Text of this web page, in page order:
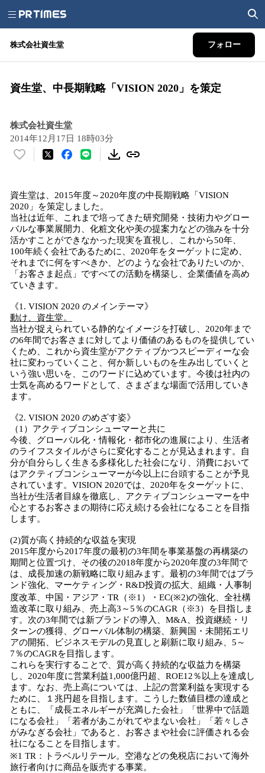
株式会社資生堂 フォロー
資生堂、中長期戦略「VISION 2020」を策定
株式会社資生堂
2014年12月17日 18時03分
い
！
数
を
読
み
込
み
中
す
資生堂は、2015年度～2020年度の中長期戦略「VISION
2020」を策定しました。
当社は近年、これまで培ってきた研究開発・技術力やグロー
バルな事業展開力、化粧文化や美の提案力などの強みを十分
活かすことができなかった現実を直視し、これから50年、
100年続く会社であるために、2020年をターゲットに定め、
それまでに何をすべきか、どのような会社でありたいのか、
「お客さま起点」ですべての活動を構築し、企業価値を高め
ていきます。
《1. VISION 2020 のメインテーマ》
動け、資生堂。
当社が捉えられている静的なイメージを打破し、2020年まで
の6年間でお客さまに対してより価値のあるものを提供してい
くため、これから資生堂がアクティブかつスピーディーな会
社に変わっていくこと、何か新しいものを生み出していくと
いう強い思いを、このワードに込めています。今後は社内の
士気を高めるワードとして、さまざまな場面で活用していき
ます。
《2. VISION 2020 のめざす姿》
（1）アクティブコンシューマーと共に
今後、グローバル化・情報化・都市化の進展により、生活者
のライフスタイルがさらに変化することが見込まれます。自
分が自分らしく生きる多様化した社会になり、消費において
はアクティブコンシューマーが今以上に台頭することが予見
されています。VISION 2020では、2020年をターゲットに、
当社が生活者目線を徹底し、アクティブコンシューマーを中
心とするお客さまの期待に応え続ける会社になることを目指
します。
(2)質が高く持続的な収益を実現
2015年度から2017年度の最初の3年間を事業基盤の再構築の
期間と位置づけ、その後の2018年度から2020年度の3年間で
は、成長加速の新戦略に取り組みます。最初の3年間ではブラ
ンド強化、マーケティング・R&D投資の拡大、組織・人事制
度改革、中国・アジア・TR（※1）・EC(※2)の強化、全社構
造改革に取り組み、売上高3～5％のCAGR（※3）を目指しま
す。次の3年間では新ブランドの導入、M&A、投資継続・リ
ターンの獲得、グローバル体制の構築、新興国・未開拓エリ
アの開拓、ビジネスモデルの見直しと刷新に取り組み、5～
7％のCAGRを目指します。
これらを実行することで、質が高く持続的な収益力を構築
し、2020年度に営業利益1,000億円超、ROE12％以上を達成し
ます。なお、売上高については、上記の営業利益を実現する
ために、１兆円超を目指します。こうした数値目標の達成と
ともに、「成長エネルギーが充満した会社」「世界中で話題
になる会社」「若者があこがれてやまない会社」「若々しさ
がみなぎる会社」であると、お客さまや社会に評価される会
社になることを目指します。
※1 TR：トラベルリテール。空港などの免税店において海外
旅行者向けに商品を販売する事業。